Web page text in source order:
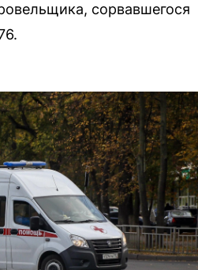
сорвавшегося